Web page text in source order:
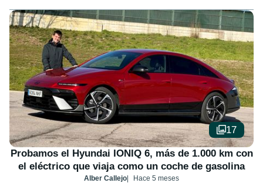
17
Probamos el Hyundai IONIQ 6, más de 1.000 km con
el eléctrico que viaja como un coche de gasolina
Alber Callejo Hace 5 meses